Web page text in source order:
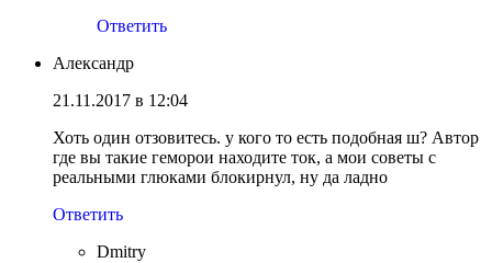
Ответить
Александр
21.11.2017 в 12:04
Хоть один отзовитесь. у кого то есть подобная ш? Автор
где вы такие геморои находите ток, а мои советы с
реальными глюками блокирнул, ну да ладно
Ответить
Dmitry